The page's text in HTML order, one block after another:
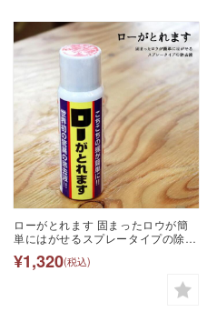
ローがとれます 固まったロウが簡
単にはがせるスプレータイプの除去
剤 便利 仏具用 お手入れ 仏壇 仏具
神具 供養 手元供養 供養 用品 カメ
¥1,320(税込)